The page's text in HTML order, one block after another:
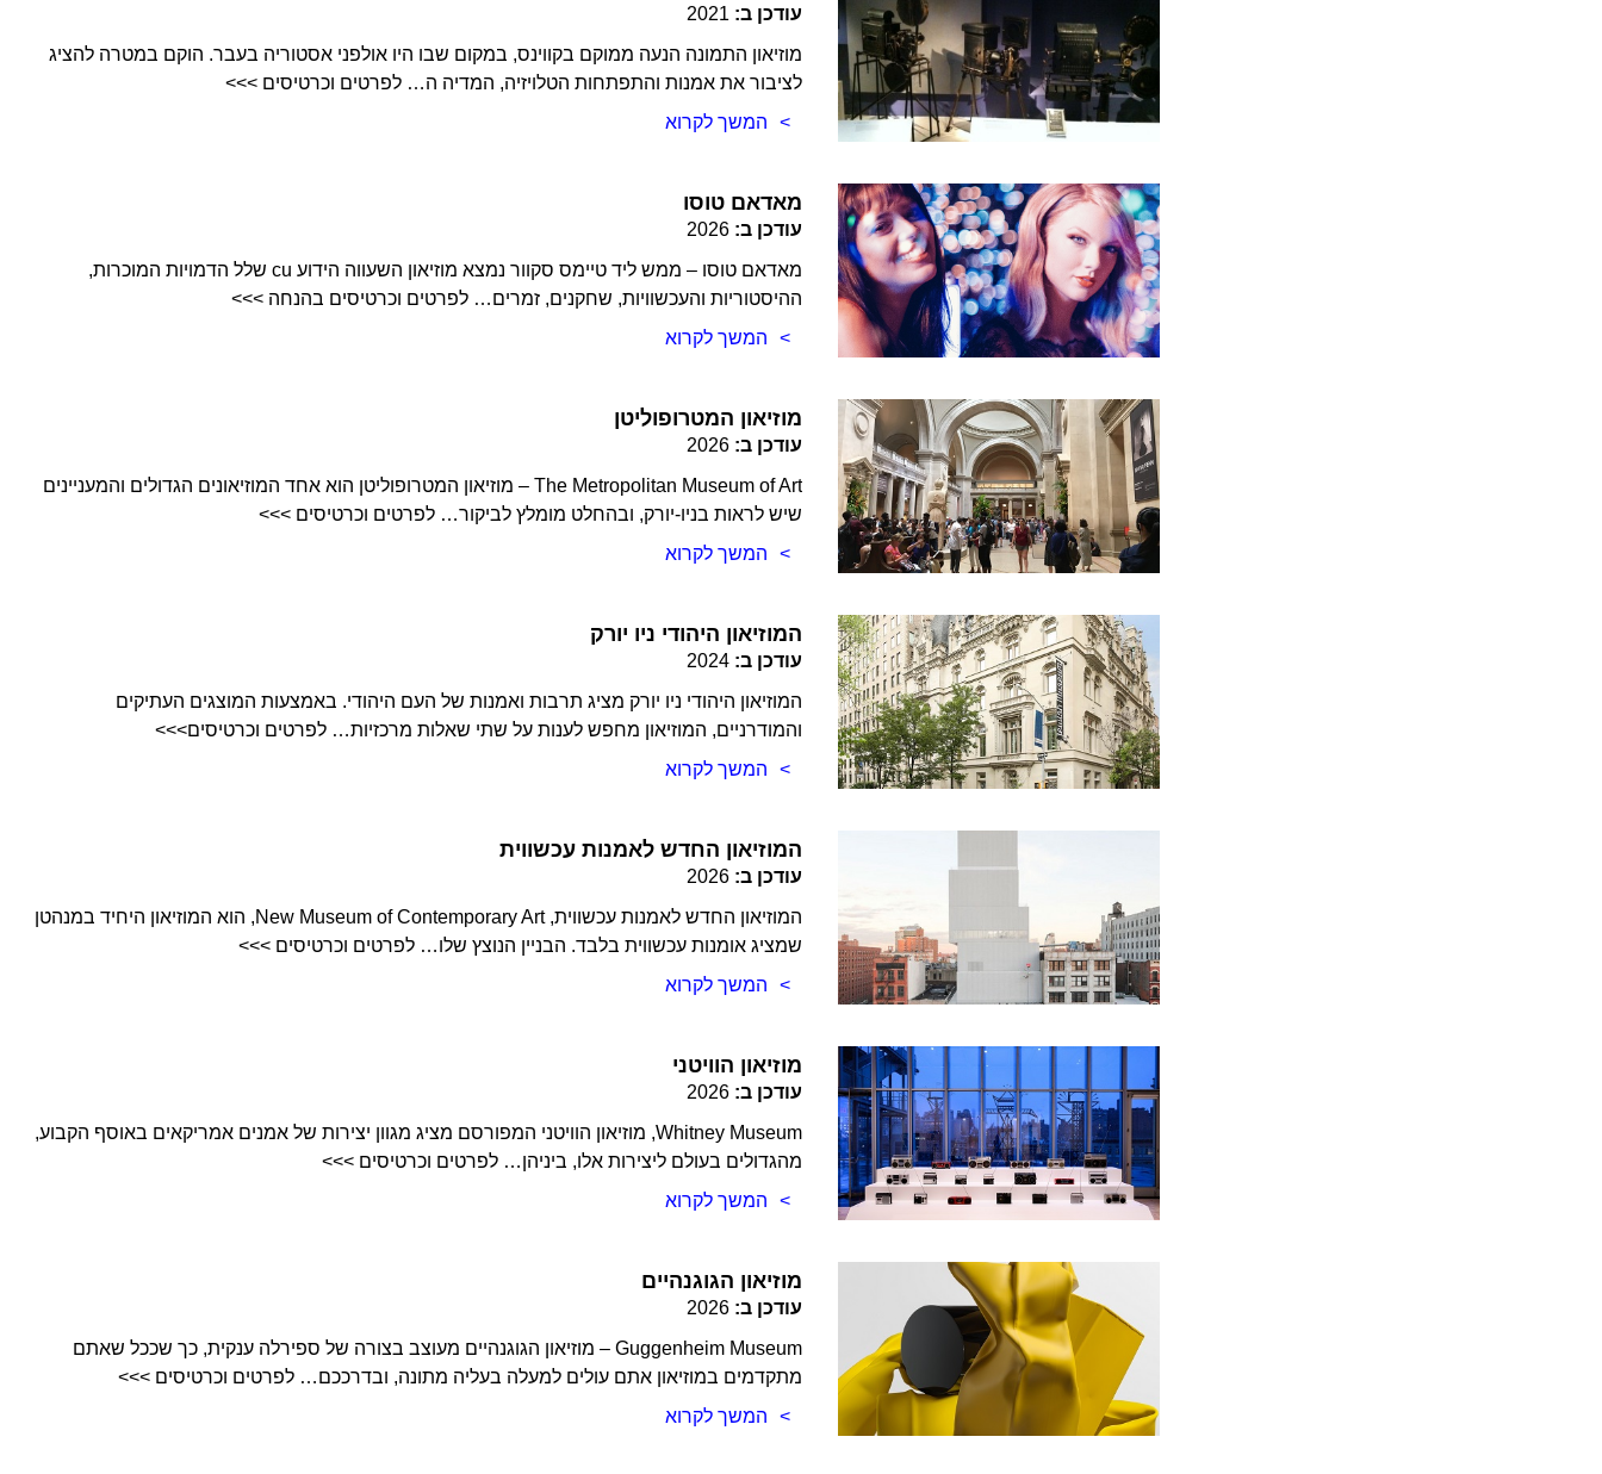
עודכן ב: 2021
מוזיאון התמונה הנעה ממוקם בקווינס, במקום שבו היו אולפני אסטוריה בעבר. הוקם במטרה להציג
לציבור את אמנות והתפתחות הטלויזיה, המדיה ה… לפרטים וכרטיסים >>>
המשך לקרוא
מאדאם טוסו
עודכן ב: 2026
מאדאם טוסו – ממש ליד טיימס סקוור נמצא מוזיאון השעווה הידוע cu שלל הדמויות המוכרות,
ההיסטוריות והעכשוויות, שחקנים, זמרים… לפרטים וכרטיסים בהנחה >>>
המשך לקרוא
מוזיאון המטרופוליטן
עודכן ב: 2026
The Metropolitan Museum of Art – מוזיאון המטרופוליטן הוא אחד המוזיאונים הגדולים והמעניינים
שיש לראות בניו-יורק, ובהחלט מומלץ לביקור… לפרטים וכרטיסים >>>
המשך לקרוא
המוזיאון היהודי ניו יורק
עודכן ב: 2024
המוזיאון היהודי ניו יורק מציג תרבות ואמנות של העם היהודי. באמצעות המוצגים העתיקים
והמודרניים, המוזיאון מחפש לענות על שתי שאלות מרכזיות… לפרטים וכרטיסים>>>
המשך לקרוא
המוזיאון החדש לאמנות עכשווית
עודכן ב: 2026
המוזיאון החדש לאמנות עכשווית, New Museum of Contemporary Art, הוא המוזיאון היחיד במנהטן
שמציג אומנות עכשווית בלבד. הבניין הנוצץ שלו… לפרטים וכרטיסים >>>
המשך לקרוא
מוזיאון הוויטני
עודכן ב: 2026
Whitney Museum, מוזיאון הוויטני המפורסם מציג מגוון יצירות של אמנים אמריקאים באוסף הקבוע,
מהגדולים בעולם ליצירות אלו, ביניהן… לפרטים וכרטיסים >>>
המשך לקרוא
מוזיאון הגוגנהיים
עודכן ב: 2026
Guggenheim Museum – מוזיאון הגוגנהיים מעוצב בצורה של ספירלה ענקית, כך שככל שאתם
מתקדמים במוזיאון אתם עולים למעלה בעליה מתונה, ובדרככם… לפרטים וכרטיסים >>>
המשך לקרוא